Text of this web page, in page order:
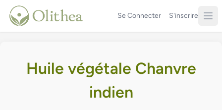
Se Connecter S'inscrire
Huile végétale Chanvre
indien